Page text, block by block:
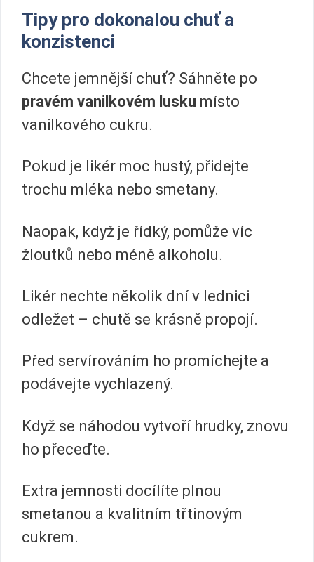
Tipy pro dokonalou chuť a
konzistenci
Chcete jemnější chuť? Sáhněte po
pravém vanilkovém lusku místo
vanilkového cukru.
Pokud je likér moc hustý, přidejte
trochu mléka nebo smetany.
Naopak, když je řídký, pomůže víc
žloutků nebo méně alkoholu.
Likér nechte několik dní v lednici
odležet – chutě se krásně propojí.
Před servírováním ho promíchejte a
podávejte vychlazený.
Když se náhodou vytvoří hrudky, znovu
ho přeceďte.
Extra jemnosti docílíte plnou
smetanou a kvalitním třtinovým
cukrem.